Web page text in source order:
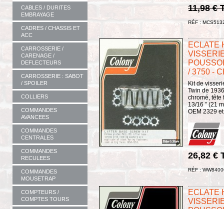
CABLES / DURITES
EMBRAYAGE
CADRES / CHASSIS ET
ACC
CARROSSERIE /
CARENAGE /
DEFLECTEURS
CARROSSERIE : SABOT
/ SPOILER
COLLIERS
COMMANDES
AVANCEES
COMMANDES
CENTRALES
COMMANDES
RECULEES
COMMANDES
MOUSETRAP
COMPTEURS /
COMPTES TOURS
11,98 €
RÉF :
ECLATE
/ 3750 -
Kit de
Twin de
chromé, tête
13/16 ” (21
OEM 2329
26,82 €
RÉF :
ECLATE